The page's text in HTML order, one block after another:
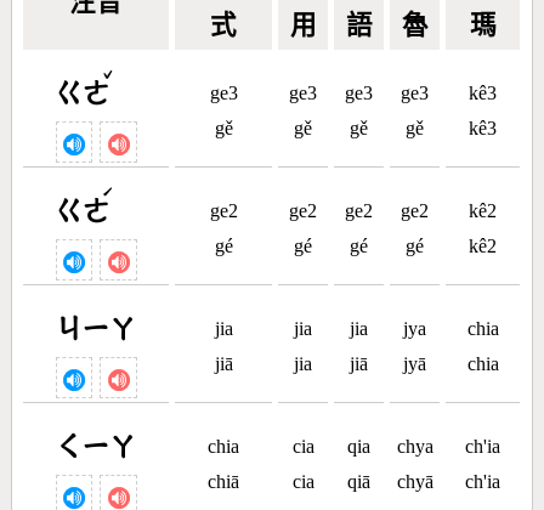
式 用 語 魯 瑪
ㄍㄜ
ˇ
ge3
gě
ge3
gě
ge3
gě
ge3
gě
kê3
kê3
ㄍㄜ
ˊ
ge2
gé
ge2
gé
ge2
gé
ge2
gé
kê2
kê2
ㄐㄧㄚ
jia
jiā
jia
jia
jia
jiā
jya
jyā
chia
chia
ㄑㄧㄚ
chia
chiā
cia
cia
qia
qiā
chya
chyā
ch'ia
ch'ia